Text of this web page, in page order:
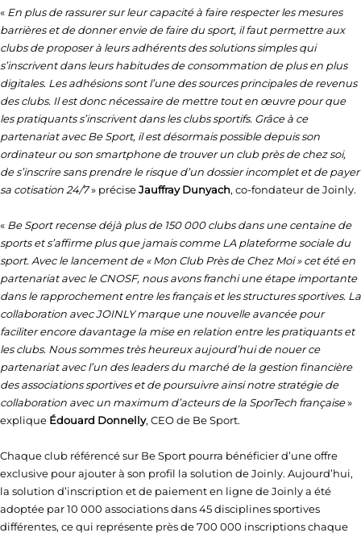
« En plus de rassurer sur leur capacité à faire respecter les mesures
barrières et de donner envie de faire du sport, il faut permettre aux
clubs de proposer à leurs adhérents des solutions simples qui
s’inscrivent dans leurs habitudes de consommation de plus en plus
digitales. Les adhésions sont l’une des sources principales de revenus
des clubs. Il est donc nécessaire de mettre tout en œuvre pour que
les pratiquants s’inscrivent dans les clubs sportifs. Grâce à ce
partenariat avec Be Sport, il est désormais possible depuis son
ordinateur ou son smartphone de trouver un club près de chez soi,
de s’inscrire sans prendre le risque d’un dossier incomplet et de payer
sa cotisation 24/7» préciseJauffray Dunyach, co-fondateur de Joinly.
« Be Sport recense déjà plus de 150 000 clubs dans une centaine de
sports et s’affirme plus que jamais comme LA plateforme sociale du
sport. Avec le lancement de « Mon Club Près de Chez Moi » cet été en
partenariat avec le CNOSF, nous avons franchi une étape importante
dans le rapprochement entre les français et les structures sportives. La
collaboration avec JOINLY marque une nouvelle avancée pour
faciliter encore davantage la mise en relation entre les pratiquants et
les clubs. Nous sommes très heureux aujourd’hui de nouer ce
partenariat avec l’un des leaders du marché de la gestion financière
des associations sportives et de poursuivre ainsi notre stratégie de
collaboration avec un maximum d’acteurs de la SporTech française»
explique Édouard Donnelly, CEO de Be Sport.
Chaque club référencé sur Be Sport pourra bénéficier d’une offre
exclusive pour ajouter à son profil la solution de Joinly. Aujourd’hui,
la solution d’inscription et de paiement en ligne de Joinly a été
adoptée par 10 000 associations dans 45 disciplines sportives
différentes, ce qui représente près de 700 000 inscriptions chaque